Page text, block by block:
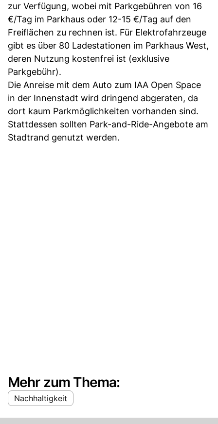
zur Verfügung, wobei mit Parkgebühren von 16
€/Tag im Parkhaus oder 12-15 €/Tag auf den
Freiflächen zu rechnen ist. Für Elektrofahrzeuge
gibt es über 80 Ladestationen im Parkhaus West,
deren Nutzung kostenfrei ist (exklusive
Parkgebühr).
Die Anreise mit dem Auto zum IAA Open Space
in der Innenstadt wird dringend abgeraten, da
dort kaum Parkmöglichkeiten vorhanden sind.
Stattdessen sollten Park-and-Ride-Angebote am
Stadtrand genutzt werden.
Mehr zum Thema:
Nachhaltigkeit